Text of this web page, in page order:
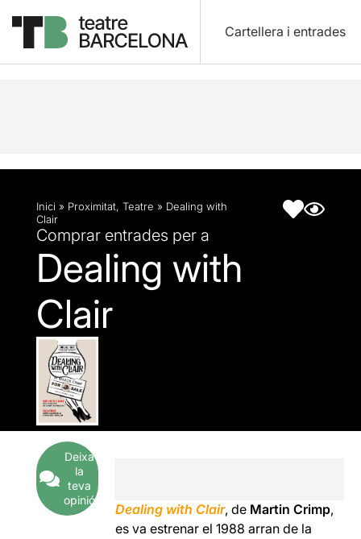
Cartellera i entrades
Descripció Fitxa artística
Inici » Proximitat, Teatre » Dealing with
Clair
Comprar entrades per a
Dealing with
Clair
Deixa
la
teva
opinió
Dealing with Clair, de Martin Crimp,
es va estrenar el 1988 arran de la